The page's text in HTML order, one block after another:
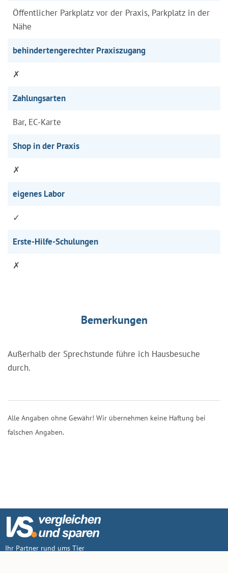
Öffentlicher Parkplatz vor der Praxis, Parkplatz in der
Nähe
behindertengerechter Praxiszugang
✗
Zahlungsarten
Bar, EC-Karte
Shop in der Praxis
✗
eigenes Labor
✓
Erste-Hilfe-Schulungen
✗
Bemerkungen
Außerhalb der Sprechstunde führe ich Hausbesuche
durch.
Alle Angaben ohne Gewähr! Wir übernehmen keine Haftung bei
falschen Angaben.
Ihr Partner rund ums Tier